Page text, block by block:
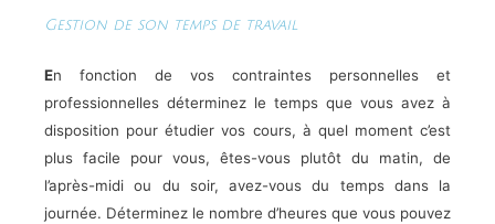
Gestion de son temps de travail
En fonction de vos contraintes personnelles et
professionnelles déterminez le temps que vous avez à
disposition pour étudier vos cours, à quel moment c’est
plus facile pour vous, êtes-vous plutôt du matin, de
l’après-midi ou du soir, avez-vous du temps dans la
journée. Déterminez le nombre d’heures que vous pouvez